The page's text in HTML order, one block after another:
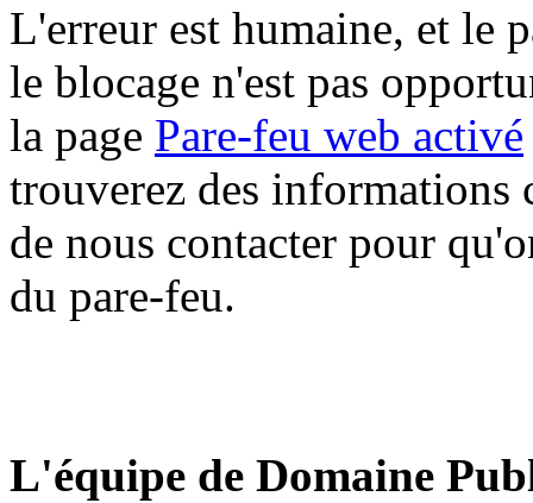
L'erreur est humaine, et le
le blocage n'est pas
la page Pare-feu web activé
trouverez des informations
de nous contacter pour
du pare-feu.
L'équipe de Domaine